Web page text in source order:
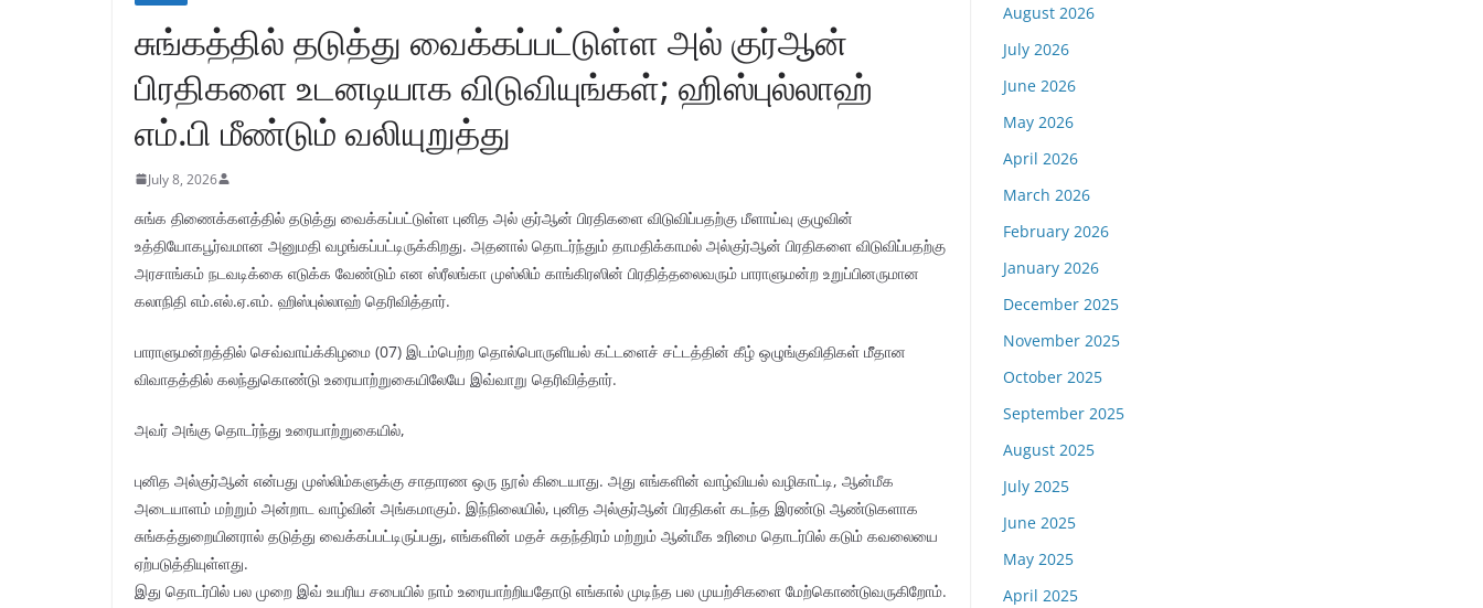
சுங்கத்தில் தடுத்து வைக்கப்பட்டுள்ள அல் குர்ஆன்
பிரதிகளை உடனடியாக விடுவியுங்கள்; ஹிஸ்புல்லாஹ்
எம்.பி மீண்டும் வலியுறுத்து
July 8, 2026
சுங்க திணைக்களத்தில் தடுத்து வைக்கப்பட்டுள்ள புனித அல் குர்ஆன் பிரதிகளை விடுவிப்பதற்கு மீளாய்வு குழுவின்
உத்தியோகபூர்வமான அனுமதி வழங்கப்பட்டிருக்கிறது. அதனால் தொடர்ந்தும் தாமதிக்காமல் அல்குர்ஆன் பிரதிகளை விடுவிப்பதற்கு
அரசாங்கம் நடவடிக்கை எடுக்க வேண்டும் என ஸ்ரீலங்கா முஸ்லிம் காங்கிரஸின் பிரதித்தலைவரும் பாராளுமன்ற உறுப்பினருமான
கலாநிதி எம்.எல்.ஏ.எம். ஹிஸ்புல்லாஹ் தெரிவித்தார்.
பாராளுமன்றத்தில் செவ்வாய்க்கிழமை (07) இடம்பெற்ற தொல்பொருளியல் கட்டளைச் சட்டத்தின் கீழ் ஒழுங்குவிதிகள் மீீதான
விவாதத்தில் கலந்துகொண்டு உரையாற்றுகையிலேயே இவ்வாறு தெரிவித்தார்.
அவர் அங்கு தொடர்ந்து உரையாற்றுகையில்,
புனித அல்குர்ஆன் என்பது முஸ்லிம்களுக்கு சாதாரண ஒரு நூல் கிடையாது. அது எங்களின் வாழ்வியல் வழிகாட்டி, ஆன்மீக
அடையாளம் மற்றும் அன்றாட வாழ்வின் அங்கமாகும். இந்நிலையில், புனித அல்குர்ஆன் பிரதிகள் கடந்த இரண்டு ஆண்டுகளாக
சுங்கத்துறையினரால் தடுத்து வைக்கப்பட்டிருப்பது, எங்களின் மதச் சுதந்திரம் மற்றும் ஆன்மீக உரிமை தொடர்பில் கடும் கவலையை
ஏற்படுத்தியுள்ளது.
இது தொடர்பில் பல முறை இவ் உயரிய சபையில் நாம் உரையாற்றியதோடு எங்கால் முடிந்த பல முயற்சிகளை மேற்கொண்டுவருகிறோம்.
August 2026
July 2026
June 2026
May 2026
April 2026
March 2026
February 2026
January 2026
December 2025
November 2025
October 2025
September 2025
August 2025
July 2025
June 2025
May 2025
April 2025